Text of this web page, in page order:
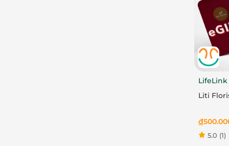
Liti
đ
5.0 (1)